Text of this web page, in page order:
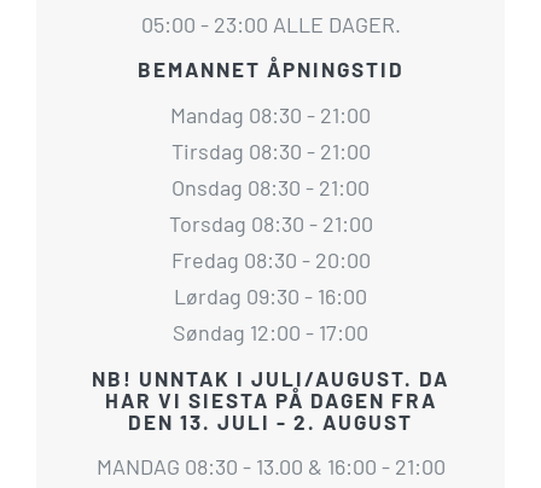
05:00 - 23:00 ALLE DAGER.
BEMANNET ÅPNINGSTID
Mandag 08:30 - 21:00
Tirsdag 08:30 - 21:00
Onsdag 08:30 - 21:00
Torsdag 08:30 - 21:00
Fredag 08:30 - 20:00
Lørdag 09:30 - 16:00
Søndag 12:00 - 17:00
NB! UNNTAK I JULI/AUGUST. DA
HAR VI SIESTA PÅ DAGEN FRA
DEN 13. JULI - 2. AUGUST
MANDAG 08:30 - 13.00 & 16:00 - 21:00